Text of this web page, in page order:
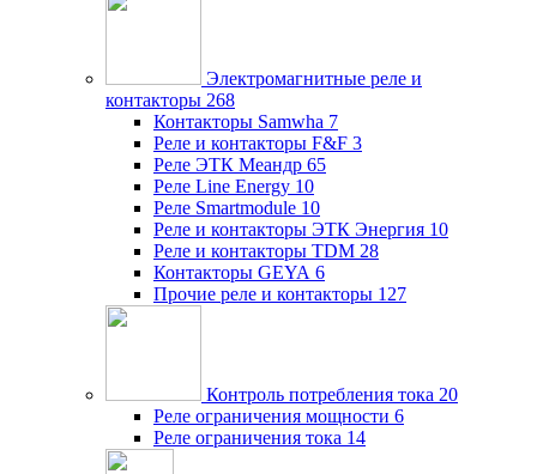
Электромагнитные реле и
контакторы 268
Контакторы Samwha 7
Реле и контакторы F&F 3
Реле ЭТК Меандр 65
Реле Line Energy 10
Реле Smartmodule 10
Реле и контакторы ЭТК Энергия 10
Реле и контакторы TDM 28
Контакторы GEYA 6
Прочие реле и контакторы 127
Контроль потребления тока 20
Реле ограничения мощности 6
Реле ограничения тока 14